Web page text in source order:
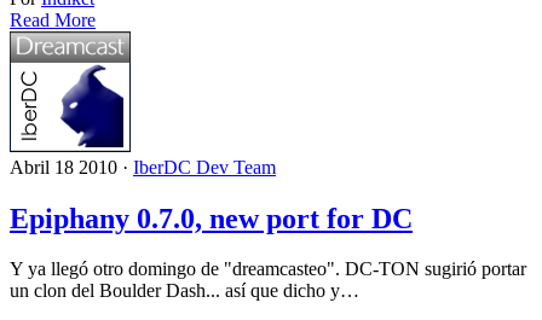
Read More
Abril 18 2010 · IberDC Dev Team
Epiphany 0.7.0, new port for DC
Y ya llegó otro domingo de "dreamcasteo". DC-TON sugirió portar
un clon del Boulder Dash... así que dicho y…